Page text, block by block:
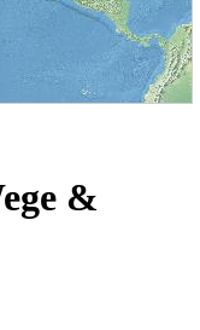
&